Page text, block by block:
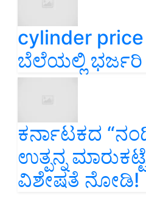
cylinder
ಬೆಲೆಯಲ್ಲಿ ಭರ್ಜರಿ
ಕರ್ನಾಟಕದ
ಉತ್ಪನ್ನ
ವಿಶೇಷತೆ ನೋಡಿ!